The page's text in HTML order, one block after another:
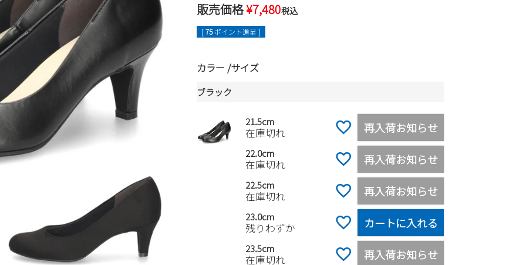
販売価格¥7,480税込
[75ポイント進呈 ]
カラー サイズ
ブラック
21.5cm
在庫切れ 再入荷お知らせ
22.0cm
在庫切れ 再入荷お知らせ
22.5cm
在庫切れ 再入荷お知らせ
23.0cm
残りわずか カートに入れる
23.5cm
在庫切れ 再入荷お知らせ